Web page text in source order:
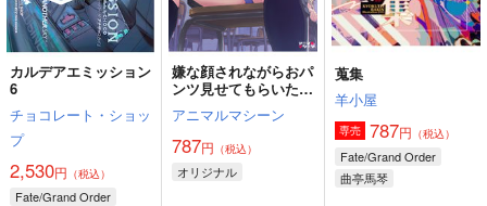
8月2日掲載 8月2日掲載
7月31日掲載
カルデアエミッション
6
チョコレート・ショッ
プ
2,530円 （税込）
Fate/Grand Order
嫌な顔されながらおパ
ンツ見せてもらいたい
本14
アニマルマシーン
787円 （税込）
オリジナル
蒐集
羊小屋
専売 787円 （税込）
Fate/Grand Order
曲亭馬琴